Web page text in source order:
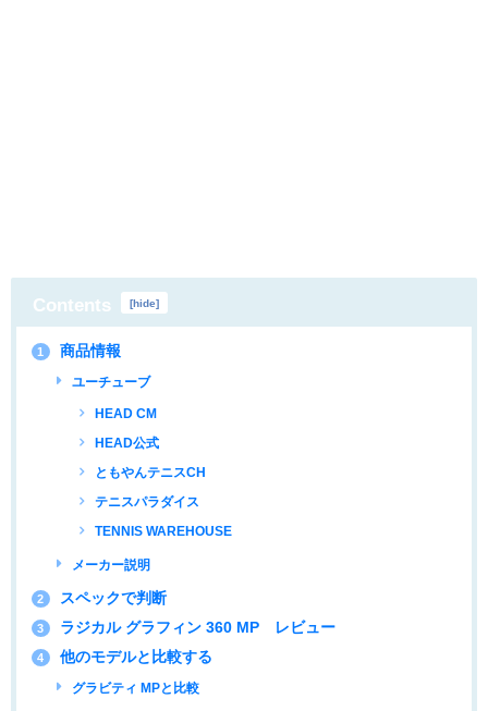
Contents [hide]
1 商品情報
ユーチューブ
HEAD CM
HEAD公式
ともやんテニスCH
テニスパラダイス
TENNIS WAREHOUSE
メーカー説明
2 スペックで判断
3 ラジカル グラフィン 360 MP レビュー
4 他のモデルと比較する
グラビティ MPと比較